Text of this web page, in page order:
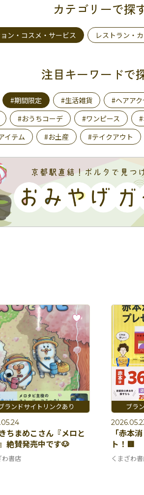
カテゴリーで探
ン・コスメ・サービス レストラン・
注目キーワードで
#期間限定 #生活雑貨 #ヘアアク
#おうちコーデ #ワンピース
イテム #お土産 #テイクアウト
ちまめこさん『メロと
絶賛発売中です🐶
わ書店
「赤本
ト！🟥
くまざわ